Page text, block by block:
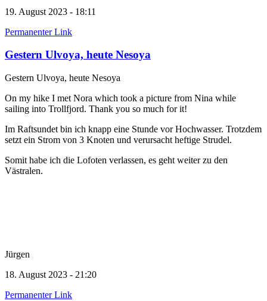
19. August 2023 - 18:11
Permanenter Link
Gestern Ulvoya, heute Nesoya
Gestern Ulvoya, heute Nesoya
On my hike I met Nora which took a picture from Nina while
sailing into Trollfjord. Thank you so much for it!
Im Raftsundet bin ich knapp eine Stunde vor Hochwasser. Trotzdem
setzt ein Strom von 3 Knoten und verursacht heftige Strudel.
Somit habe ich die Lofoten verlassen, es geht weiter zu den
Västralen.
Jürgen
18. August 2023 - 21:20
Permanenter Link